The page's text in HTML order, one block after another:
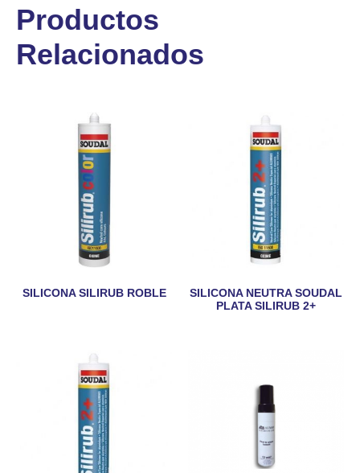
Productos
Relacionados
SILICONA SILIRUB ROBLE
SILICONA NEUTRA SOUDAL
PLATA SILIRUB 2+